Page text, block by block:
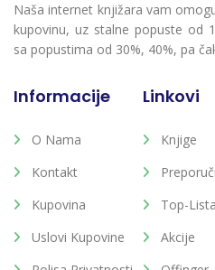
Naša internet knjižara vam
kupovinu, uz stalne popuste od
sa popustima od 30%, 40%, pa
Informacije
O Nama
Kontakt
Kupovina
Uslovi Kupovine
Linkovi
Knjige
Top-Lista
Akcije